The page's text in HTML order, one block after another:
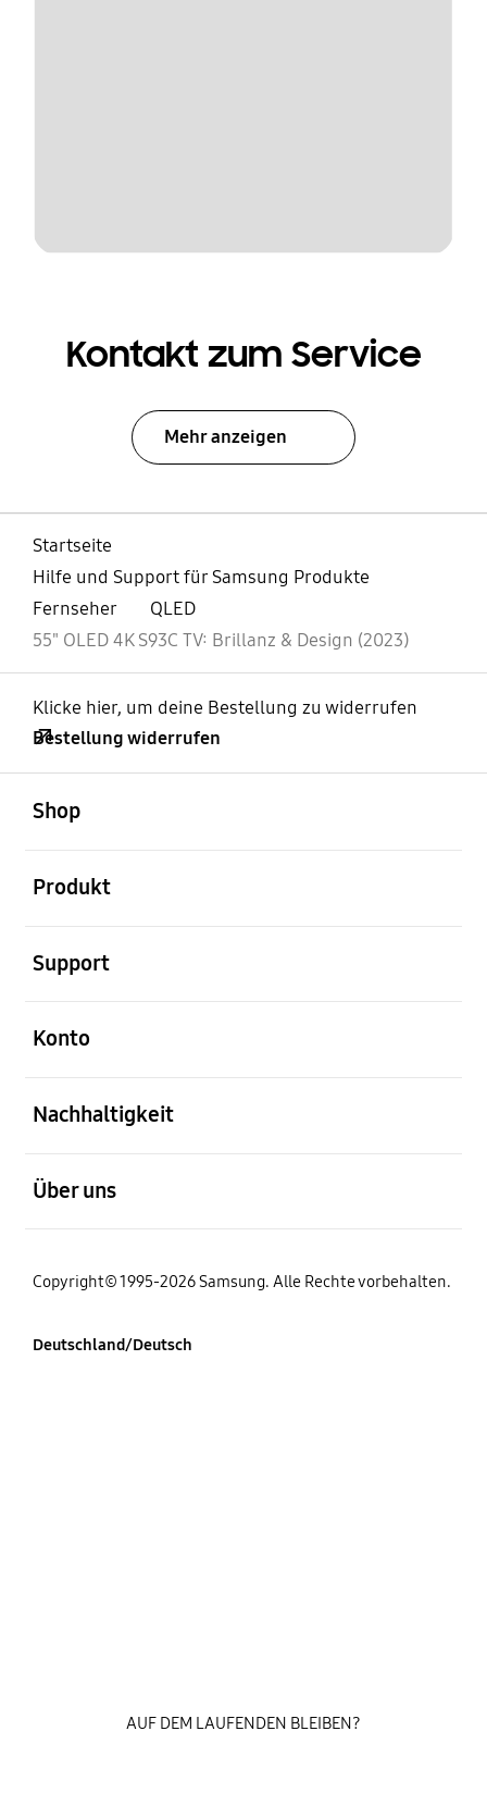
Kontakt zum Service
Mehr anzeigen
Startseite
Hilfe und Support für Samsung Produkte
Fernseher
QLED
55" OLED 4K S93C TV: Brillanz & Design (2023)
Klicke hier, um deine Bestellung zu widerrufen
Bestellung widerrufen
Shop
Produkt
Support
Konto
Nachhaltigkeit
Über uns
Copyright© 1995-2026 Samsung. Alle Rechte vorbehalten.
Deutschland/Deutsch
AUF DEM LAUFENDEN BLEIBEN?